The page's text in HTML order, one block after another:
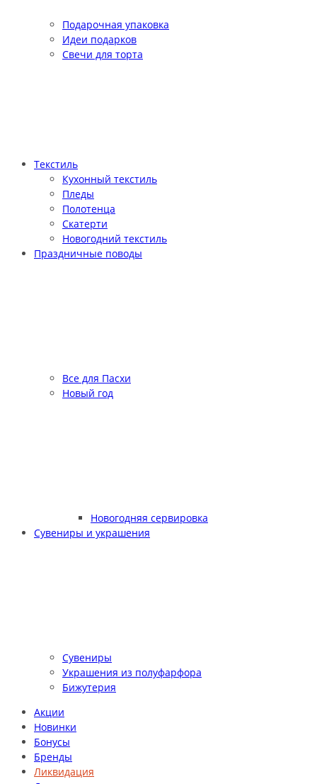
Подарочная упаковка
Идеи подарков
Свечи для торта
Текстиль
Кухонный текстиль
Пледы
Полотенца
Скатерти
Новогодний текстиль
Праздничные поводы
Все для Пасхи
Новый год
Новогодняя сервировка
Сувениры и украшения
Сувениры
Украшения из полуфарфора
Бижутерия
Акции
Новинки
Бонусы
Бренды
Ликвидация